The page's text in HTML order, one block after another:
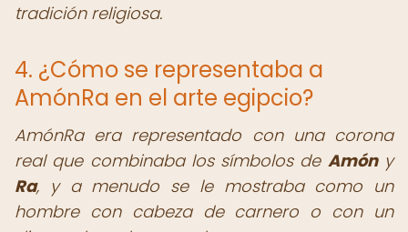
tradición religiosa.
4. ¿Cómo se representaba a
AmónRa en el arte egipcio?
AmónRa era representado con una corona
real que combinaba los símbolos de Amóny
Ra, y a menudo se le mostraba como un
hombre con cabeza de carnero o con un